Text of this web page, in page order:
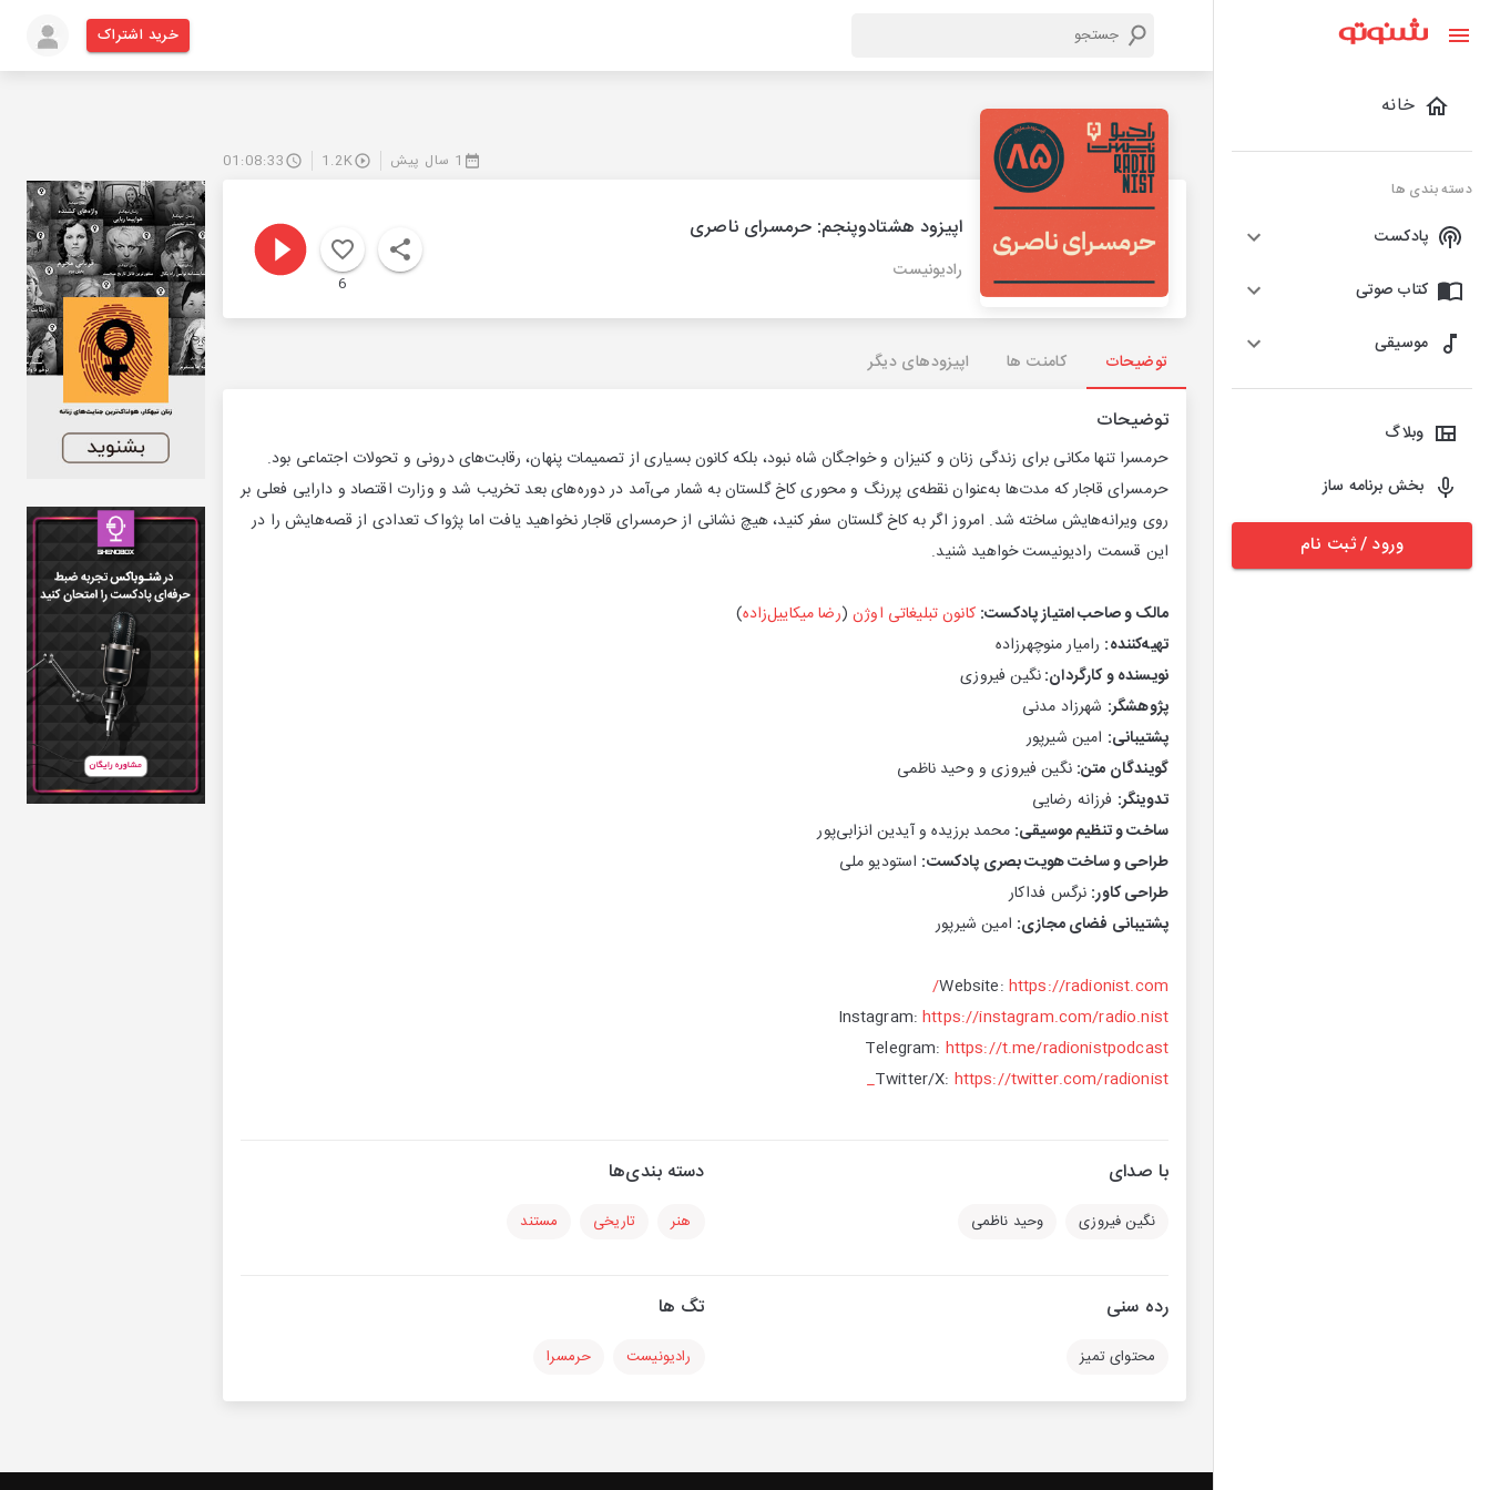
خانه
دسته بندی ها
پادکست
کتاب صوتی
موسیقی
وبلاگ
بخش برنامه ساز
ورود / ثبت نام
خرید اشتراک
1 سال پیش 1.2K
01:08:33
اپیزود هشتادوپنجم: حرمسرای ناصری
رادیونیست
6
توضیحات کامنت ها اپیزودهای دیگر
توضیحات
حرمسرا تنها مکانی برای زندگی زنان و کنیزان و خواجگان شاه نبود، بلکه کانون بسیاری از تصمیمات پنهان، رقابت‌های درونی و تحولات اجتماعی بود.
حرمسرای قاجار که مدت‌ها به‌عنوان نقطه‌ی پررنگ و محوری کاخ گلستان به شمار می‌آمد در دوره‌های بعد تخریب شد و وزارت اقتصاد و دارایی فعلی بر
روی ویرانه‌هایش ساخته شد. امروز اگر به کاخ گلستان سفر کنید، هیچ نشانی از حرمسرای قاجار نخواهید یافت اما پژواک تعدادی از قصه‌هایش را در
این قسمت رادیونیست خواهید شنید.
مالک و صاحب امتیاز پادکست: کانون تبلیغاتی اوژن(رضا میکاییل‌زاده)
تهیه‌کننده: رامیار منوچهرزاده
نویسنده و کارگردان:نگین فیروزی
پژوهشگر: شهرزاد مدنی
پشتیبانی: امین شیرپور
گویندگان متن: نگین فیروزی و وحید ناظمی
تدوینگر: فرزانه رضایی
ساخت و تنظیم موسیقی: محمد برزیده و آیدین انزابی‌پور
طراحی و ساخت هویت بصری پادکست: استودیو ملی
طراحی کاور: نرگس فداکار
پشتیبانی فضای مجازی: امین شیرپور
Website: https://radionist.com/
Instagram:https://instagram.com/radio.nist
Telegram: https://t.me/radionistpodcast
Twitter/X: https://twitter.com/radionist_
با صدای
نگین فیروزی وحید ناظمی
دسته بندی‌ها
هنر تاریخی مستند
رده سنی
محتوای تمیز
تگ ها
رادیونیست حرمسرا